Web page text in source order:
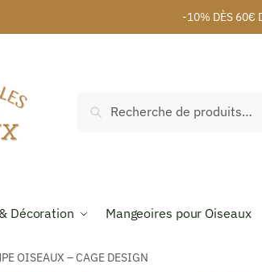
-10% DÈS 60€
Recherche
Décoration Mangeoires pour Oiseaux
OISEAUX – CAGE DESIGN